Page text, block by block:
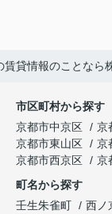
賃貸情報のことなら
市区町村から探す
京都市中京区
京
京都市東山区
京
京都市西京区
京
町名から探す
壬生朱雀町
西ノ